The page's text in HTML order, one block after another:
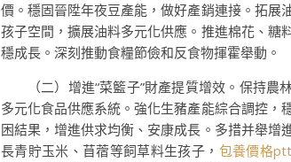
價。穩固晉陞年夜豆產能，做好產銷連接。拓展
孩子空間，擴展油料多元化供應。推進棉花、糖
穩成長。深刻推動食糧節儉和反食物揮霍舉動。
（二）增進“菜籃子”財產提質增效。保持農
多元化食品供應系統。強化生豬產能綜合調控，
困結果，增進供求均衡、安康成長。多措并舉增
長青貯玉米、苜蓿等飼草料生孩子， 包養價格ptt